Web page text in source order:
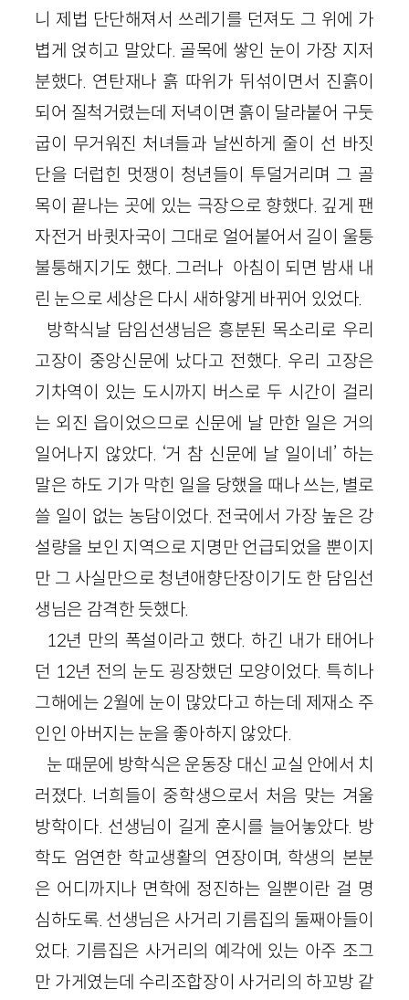
니 제법 단단해져서 쓰레기를 던져도 그 위에 가
볍게 얹히고 말았다. 골목에 쌓인 눈이 가장 지저
분했다. 연탄재나 흙 따위가 뒤섞이면서 진흙이
되어 질척거렸는데 저녁이면 흙이 달라붙어 구둣
굽이 무거워진 처녀들과 날씬하게 줄이 선 바짓
단을 더럽힌 멋쟁이 청년들이 투덜거리며 그 골
목이 끝나는 곳에 있는 극장으로 향했다. 깊게 팬
자전거 바큇자국이 그대로 얼어붙어서 길이 울퉁
불퉁해지기도 했다. 그러나 아침이 되면 밤새 내
린 눈으로 세상은 다시 새하얗게 바뀌어 있었다.
방학식날 담임선생님은 흥분된 목소리로 우리
고장이 중앙신문에 났다고 전했다. 우리 고장은
기차역이 있는 도시까지 버스로 두 시간이 걸리
는 외진 읍이었으므로 신문에 날 만한 일은 거의
일어나지 않았다. ‘거 참 신문에 날 일이네’ 하는
말은 하도 기가 막힌 일을 당했을 때나 쓰는, 별로
쓸 일이 없는 농담이었다. 전국에서 가장 높은 강
설량을 보인 지역으로 지명만 언급되었을 뿐이지
만 그 사실만으로 청년애향단장이기도 한 담임선
생님은 감격한 듯했다.
12년 만의 폭설이라고 했다. 하긴 내가 태어나
던 12년 전의 눈도 굉장했던 모양이었다. 특히나
그해에는 2월에 눈이 많았다고 하는데 제재소 주
인인 아버지는 눈을 좋아하지 않았다.
눈 때문에 방학식은 운동장 대신 교실 안에서 치
러졌다. 너희들이 중학생으로서 처음 맞는 겨울
방학이다. 선생님이 길게 훈시를 늘어놓았다. 방
학도 엄연한 학교생활의 연장이며, 학생의 본분
은 어디까지나 면학에 정진하는 일뿐이란 걸 명
심하도록. 선생님은 사거리 기름집의 둘째아들이
었다. 기름집은 사거리의 예각에 있는 아주 조그
만 가게였는데 수리조합장이 사거리의 하꼬방 같